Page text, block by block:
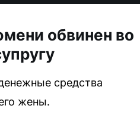
обвинен во
средства
жены.